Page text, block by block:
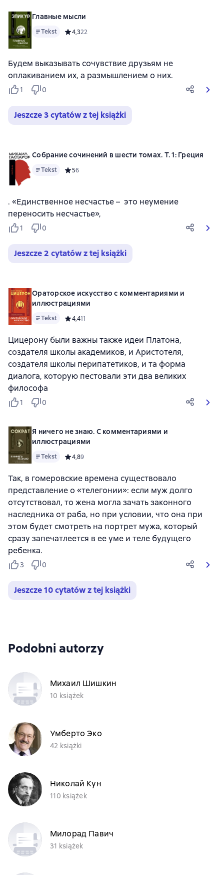
Главные мысли
Tekst Средний рейтинг 4,3 на основе 22 оценок
4,322
Будем выказывать сочувствие друзьям не
оплакиванием их, а размышлением о них.
1 0
Jeszcze 3 cytatów z tej książki
Собрание сочинений в шести томах. Т. 1: Греция
Tekst Средний рейтинг 5 на основе 6 оценок
56
. «Единственное несчастье – это неумение
переносить несчастье»,
1 0
Jeszcze 2 cytatów z tej książki
Ораторское искусство с комментариями и
иллюстрациями
Tekst Средний рейтинг 4,4 на основе 11 оценок
4,411
Цицерону были важны также идеи Платона,
создателя школы академиков, и Аристотеля,
создателя школы перипатетиков, и та форма
диалога, которую пестовали эти два великих
философа
1 0
Я ничего не знаю. С комментариями и
иллюстрациями
Tekst Средний рейтинг 4,8 на основе 9 оценок
4,89
Так, в гомеровские времена существовало
представление о «телегонии»: если муж долго
отсутствовал, то жена могла зачать законного
наследника от раба, но при условии, что она при
этом будет смотреть на портрет мужа, который
сразу запечатлеется в ее уме и теле будущего
ребенка.
3 0
Jeszcze 10 cytatów z tej książki
Podobni autorzy
Михаил Шишкин
10 książek
Умберто Эко
42 książki
Николай Кун
110 książek
Милорад Павич
31 książek